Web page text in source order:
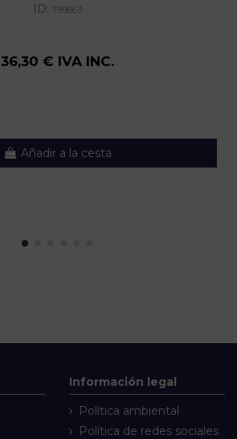
ID: 789863
36,30 € IVA INC.
Añadir a la cesta
Información legal
Política ambiental
Política de redes sociales